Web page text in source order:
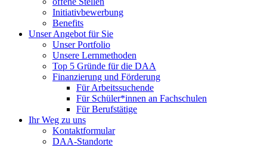
Initiativbewerbung
Benefits
Unser Angebot für Sie
Unser Portfolio
Unsere Lernmethoden
Top 5 Gründe für die DAA
Finanzierung und Förderung
Für Arbeitssuchende
Für Schüler*innen an Fachschulen
Für Berufstätige
Ihr Weg zu uns
Kontaktformular
DAA-Standorte